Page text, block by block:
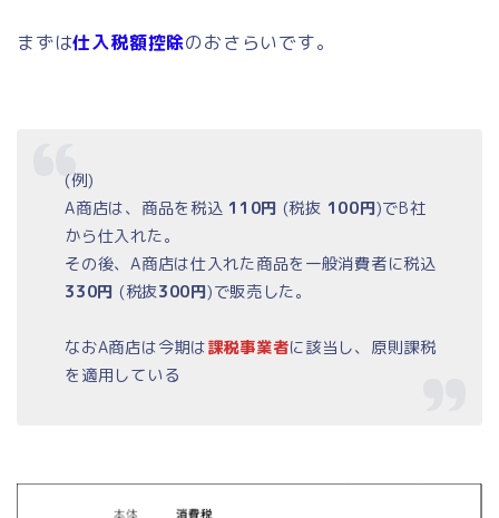
まずは仕入税額控除のおさらいです。
(例)
A商店は、商品を税込 110円 (税抜 100円)でB社
から仕入れた。
その後、A商店は仕入れた商品を一般消費者に税込
330円 (税抜300円)で販売した。
なおA商店は今期は課税事業者に該当し、原則課税
を適用している